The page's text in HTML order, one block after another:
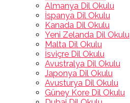
Almanya Dil Okulu
İspanya Dil Okulu
Kanada Dil Okulu
Yeni Zelanda Dil Okulu
Malta Dil Okulu
İsviçre Dil Okulu
Avustralya Dil Okulu
Japonya Dil Okulu
Avusturya Dil Okulu
Güney Kore Dil Okulu